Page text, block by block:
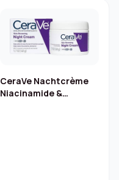
CeraVe Nachtcrème
Niacinamide &